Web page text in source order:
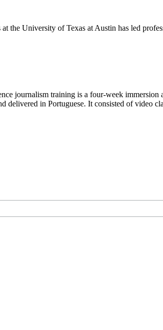
the University of Texas at Austin has led
journalism training is a four-week
in Portuguese. It consisted of video